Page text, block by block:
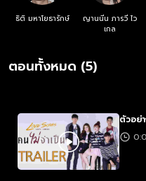
ธิติ มหาโยธารักษ์
ญานนีน ภารวี ไว
เกล
ตอนทั้งหมด (5)
ตัวอย่